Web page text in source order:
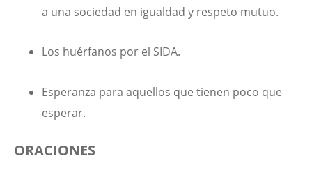
a una sociedad en igualdad y respeto mutuo.
Los huérfanos por el SIDA.
Esperanza para aquellos que tienen poco que
esperar.
ORACIONES